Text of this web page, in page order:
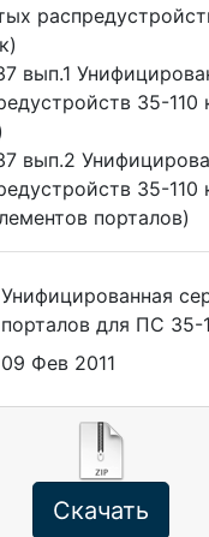
вып.1
35-
вып.2
35-110
порталов)
Унифицированная
порталов для ПС 35-
09 Фев 2011
Скачать